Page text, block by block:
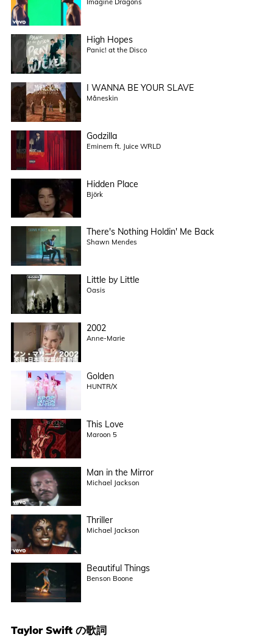
Imagine Dragons
High Hopes
Panic! at the Disco
I WANNA BE YOUR SLAVE
Måneskin
Godzilla
Eminem ft. Juice WRLD
Hidden Place
Björk
There's Nothing Holdin' Me Back
Shawn Mendes
Little by Little
Oasis
2002
Anne-Marie
Golden
HUNTR/X
This Love
Maroon 5
Man in the Mirror
Michael Jackson
Thriller
Michael Jackson
Beautiful Things
Benson Boone
Taylor Swiftの歌詞